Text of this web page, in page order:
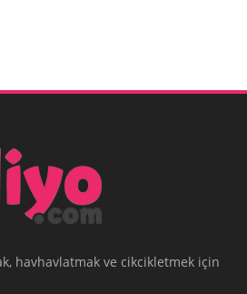
havhavlatmak ve cikcikletmek için